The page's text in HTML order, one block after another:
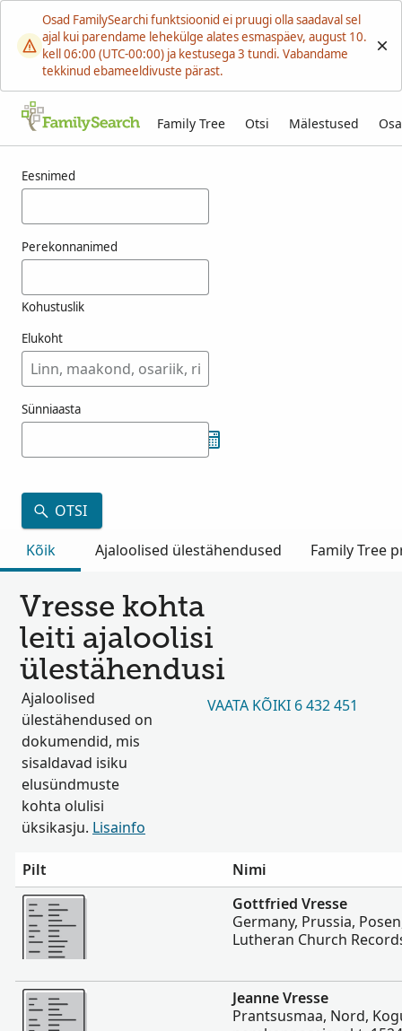
Osad FamilySearchi funktsioonid ei pruugi olla saadaval sel
ajal kui parendame lehekülge alates esmaspäev, august 10.
kell 06:00 (UTC-00:00) ja kestusega 3 tundi. Vabandame
tekkinud ebameeldivuste pärast.
Family Tree Otsi Mälestused
Eesnimed
Perekonnanimed
Kohustuslik
Elukoht
Sünniaasta
OTSI
Kõik
Ajaloolised ülestähendused Family Tree
Vresse kohta
leiti ajaloolisi
ülestähendusi
Ajaloolised
ülestähendused on
dokumendid, mis
sisaldavad isiku
elusündmuste
kohta olulisi
üksikasju. Lisainfo
VAATA KÕIKI 6 432 451
Pilt
Nimi
Rohkem
Gottfried Vresse
Germany, Prussia,
Lutheran Church
Rohkem
Jeanne Vresse
Prantsusmaa, Nord,